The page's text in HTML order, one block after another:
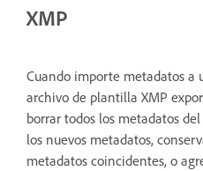
XMP
Cuando importe metadatos a
archivo de plantilla XMP
borrar todos los metadatos
los nuevos metadatos,
metadatos coincidentes, o